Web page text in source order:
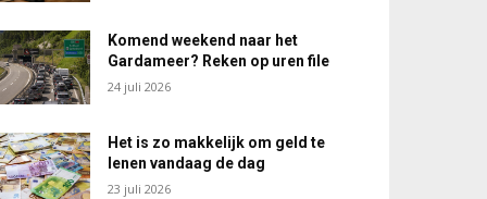
Komend weekend naar het
Gardameer? Reken op uren file
24 juli 2026
Het is zo makkelijk om geld te
lenen vandaag de dag
23 juli 2026